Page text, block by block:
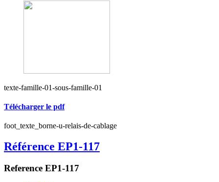
texte-famille-01-sous-famille-01
Télécharger le pdf
foot_texte_borne-u-relais-de-cablage
Référence EP1-117
Reference EP1-117